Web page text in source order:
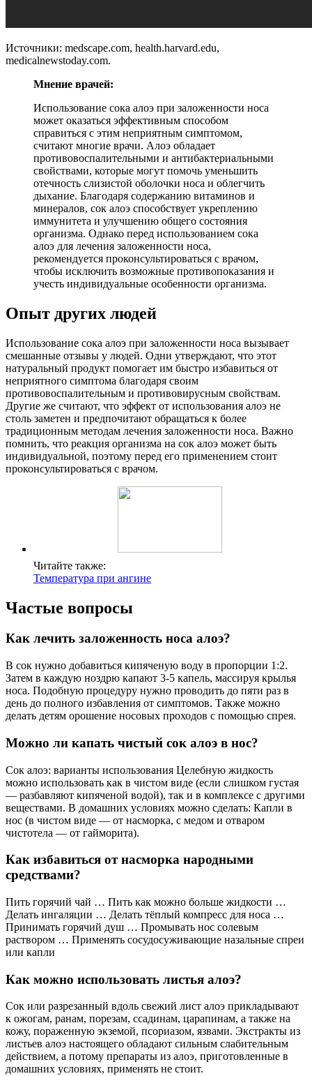
Источники: medscape.com, health.harvard.edu,
medicalnewstoday.com.
Мнение врачей:
Использование сока алоэ при заложенности носа
может оказаться эффективным способом
справиться с этим неприятным симптомом,
считают многие врачи. Алоэ обладает
противовоспалительными и антибактериальными
свойствами, которые могут помочь уменьшить
отечность слизистой оболочки носа и облегчить
дыхание. Благодаря содержанию витаминов и
минералов, сок алоэ способствует укреплению
иммунитета и улучшению общего состояния
организма. Однако перед использованием сока
алоэ для лечения заложенности носа,
рекомендуется проконсультироваться с врачом,
чтобы исключить возможные противопоказания и
учесть индивидуальные особенности организма.
Опыт других людей
Использование сока алоэ при заложенности носа вызывает
смешанные отзывы у людей. Одни утверждают, что этот
натуральный продукт помогает им быстро избавиться от
неприятного симптома благодаря своим
противовоспалительным и противовирусным свойствам.
Другие же считают, что эффект от использования алоэ не
столь заметен и предпочитают обращаться к более
традиционным методам лечения заложенности носа. Важно
помнить, что реакция организма на сок алоэ может быть
индивидуальной, поэтому перед его применением стоит
проконсультироваться с врачом.
Читайте также:
Температура при ангине
Частые вопросы
Как лечить заложенность носа алоэ?
В сок нужно добавиться кипяченую воду в пропорции 1:2.
Затем в каждую ноздрю капают 3-5 капель, массируя крылья
носа. Подобную процедуру нужно проводить до пяти раз в
день до полного избавления от симптомов. Также можно
делать детям орошение носовых проходов с помощью спрея.
Можно ли капать чистый сок алоэ в нос?
Сок алоэ: варианты использования Целебную жидкость
можно использовать как в чистом виде (если слишком густая
— разбавляют кипяченой водой), так и в комплексе с другими
веществами. В домашних условиях можно сделать: Капли в
нос (в чистом виде — от насморка, с медом и отваром
чистотела — от гайморита).
Как избавиться от насморка народными
средствами?
Пить горячий чай … Пить как можно больше жидкости …
Делать ингаляции … Делать тёплый компресс для носа …
Принимать горячий душ … Промывать нос солевым
раствором … Применять сосудосуживающие назальные спреи
или капли
Как можно использовать листья алоэ?
Сок или разрезанный вдоль свежий лист алоэ прикладывают
к ожогам, ранам, порезам, ссадинам, царапинам, а также на
кожу, пораженную экземой, псориазом, язвами. Экстракты из
листьев алоэ настоящего обладают сильным слабительным
действием, а потому препараты из алоэ, приготовленные в
домашних условиях, применять не стоит.